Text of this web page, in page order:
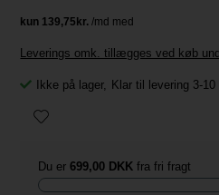
Leverings omk. tillægges ved køb
Ikke på lager, Klar til levering 3-10
Du er699,00 DKK fra fri fragt